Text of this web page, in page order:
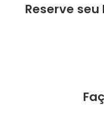
Reserve seu